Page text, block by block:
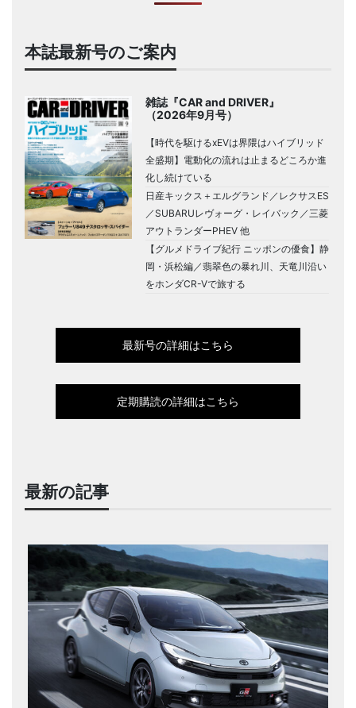
本誌最新号のご案内
雑誌『CAR and DRIVER』
（2026年9月号）
【時代を駆けるxEVは界隈はハイブリッド
全盛期】電動化の流れは止まるどころか進
化し続けている
日産キックス＋エルグランド／レクサスES
／SUBARUレヴォーグ・レイバック／三菱
アウトランダーPHEV 他
【グルメドライブ紀行 ニッポンの優食】静
岡・浜松編／翡翠色の暴れ川、天竜川沿い
をホンダCR-Vで旅する
最新号の詳細はこちら
定期購読の詳細はこちら
最新の記事